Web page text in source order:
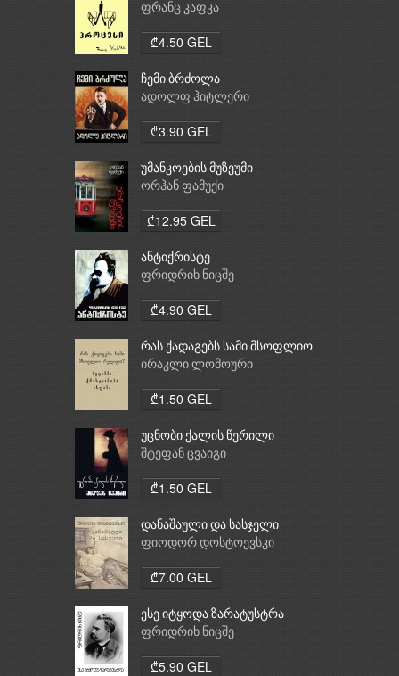
ფრანც კაფკა
₾4.50 GEL
ჩემი ბრძოლა
ადოლფ ჰიტლერი
₾3.90 GEL
უმანკოების მუზეუმი
ორჰან ფამუქი
₾12.95 GEL
ანტიქრისტე
ფრიდრიხ ნიცშე
₾4.90 GEL
რას ქადაგებს სამი მსოფლიო
რელიგია: ბუდიზმი,
ირაკლი ლომოური
₾1.50 GEL
უცნობი ქალის წერილი
შტეფან ცვაიგი
₾1.50 GEL
დანაშაული და სასჯელი
ფიოდორ დოსტოევსკი
₾7.00 GEL
ესე იტყოდა ზარატუსტრა
ფრიდრიხ ნიცშე
₾5.90 GEL